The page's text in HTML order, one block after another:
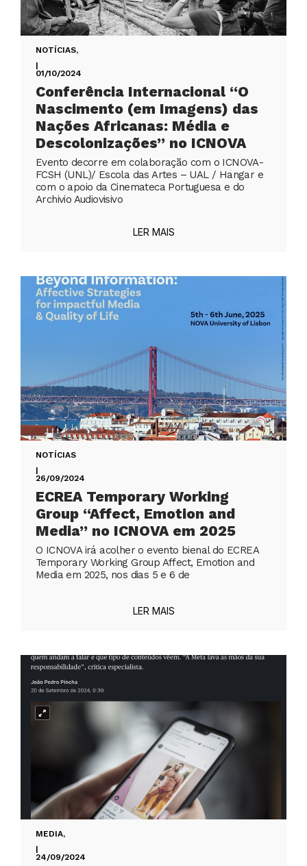
NOTÍCIAS,
|
01/10/2024
Conferência Internacional “O
Nascimento (em Imagens) das
Nações Africanas: Média e
Descolonizações” no ICNOVA
Evento decorre em colaboração com o ICNOVA-
FCSH (UNL)/ Escola das Artes – UAL / Hangar e
com o apoio da Cinemateca Portuguesa e do
Archivio Audiovisivo
LER MAIS
NOTÍCIAS
|
26/09/2024
ECREA Temporary Working
Group “Affect, Emotion and
Media” no ICNOVA em 2025
O ICNOVA irá acolher o evento bienal do ECREA
Temporary Working Group Affect, Emotion and
Media em 2025, nos dias 5 e 6 de
LER MAIS
MEDIA,
|
24/09/2024